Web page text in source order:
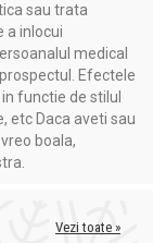
de 1:5,
2 picături, de 2-
mici.
de umiditate şi
care alăptează,
sau trata
a inlocui
medical
Efectele
functie de stilul
etc Daca aveti sau
boala,
Vezi toate »